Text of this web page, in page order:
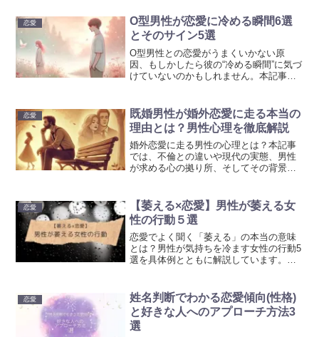
います。是非参考にして頂ければ幸いで
す。
恋愛
O型男性が恋愛に冷める瞬間6選
とそのサイン5選
O型男性との恋愛がうまくいかない原
因、もしかしたら彼の“冷める瞬間”に気づ
けていないのかもしれません。本記事で
でを徹底解説しています。是非参考にし
て頂ければ幸いです。
恋愛
既婚男性が婚外恋愛に走る本当の
理由とは？男性心理を徹底解説
婚外恋愛に走る男性の心理とは？本記事
では、不倫との違いや現代の実態、男性
が求める心の拠り所、そしてその背景に
策も紹介しています。是非参考にして頂
ければ幸いです。
恋愛
【萎える×恋愛】男性が萎える女
性の行動５選
恋愛でよく聞く「萎える」の本当の意味
とは？男性が気持ちを冷ます女性の行動5
選を具体例とともに解説しています。恋
にして頂ければ幸いです。
恋愛
姓名判断でわかる恋愛傾向(性格)
と好きな人へのアプローチ方法3
選